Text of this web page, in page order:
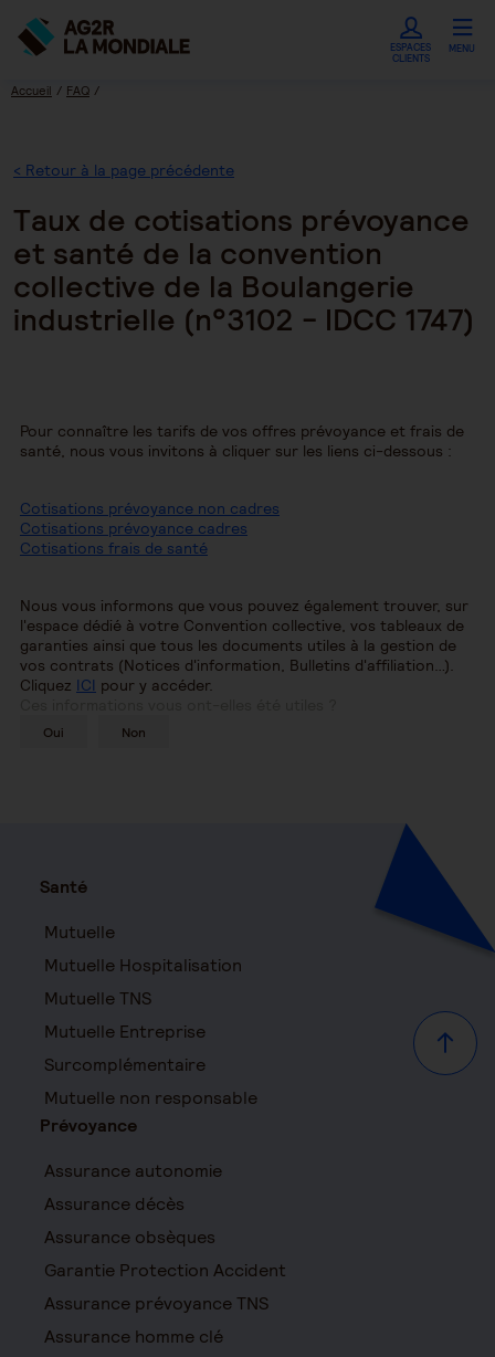
ESPACES
CLIENTS
MENU
Accueil
FAQ
< Retour à la page précédente
Taux de cotisations prévoyance
et santé de la convention
collective de la Boulangerie
industrielle (n°3102 - IDCC 1747)
Pour connaître les tarifs de vos offres prévoyance et frais de
santé, nous vous invitons à cliquer sur les liens ci-dessous :
Cotisations prévoyance non cadres
Cotisations prévoyance cadres
Cotisations frais de santé
Nous vous informons que vous pouvez également trouver, sur
l'espace dédié à votre Convention collective, vos tableaux de
garanties ainsi que tous les documents utiles à la gestion de
vos contrats (Notices d'information, Bulletins d'affiliation…).
Cliquez ICI pour y accéder.
Oui Non
Haut
Santé
Mutuelle
Mutuelle Hospitalisation
Mutuelle TNS
Mutuelle Entreprise
Surcomplémentaire
Mutuelle non responsable
Prévoyance
Assurance autonomie
Assurance décès
Assurance obsèques
Garantie Protection Accident
Assurance prévoyance TNS
Assurance homme clé